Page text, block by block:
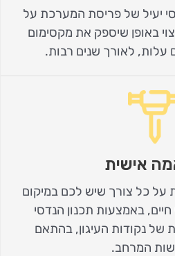
יעיל של פריסת המערכת על
באופן שיספק את מקסימום
עלות, לאורך שנים רבות.
אישית
על כל צורך שיש לכם במיקום
באמצעות תכנון הנדסי
של נקודות העיגון, בהתאם
המרחב.